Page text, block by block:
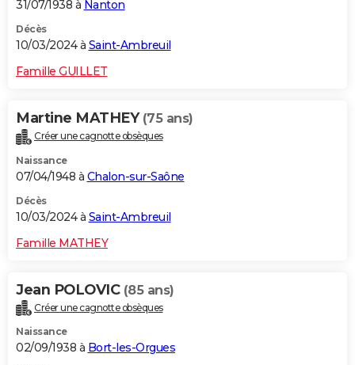
31/07/1938 à Nanton
Décès
10/03/2024 à Saint-Ambreuil
Famille GUILLET
Martine MATHEY (75 ans)
Créer une cagnotte obsèques
Naissance
07/04/1948 à Chalon-sur-Saône
Décès
10/03/2024 à Saint-Ambreuil
Famille MATHEY
Jean POLOVIC (85 ans)
Créer une cagnotte obsèques
Naissance
02/09/1938 à Bort-les-Orgues